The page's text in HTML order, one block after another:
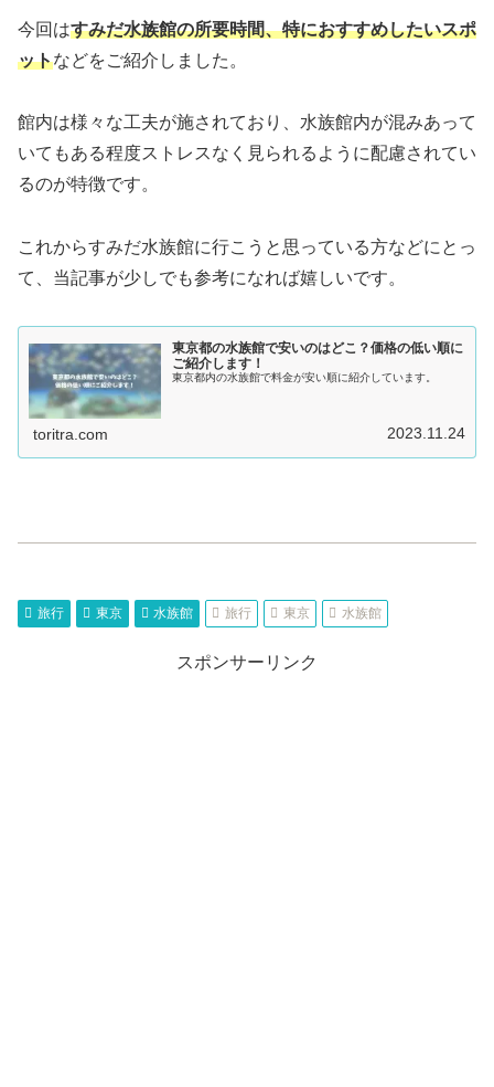
今回はすみだ水族館の所要時間、特におすすめしたいスポ
ットなどをご紹介しました。
館内は様々な工夫が施されており、水族館内が混みあって
いてもある程度ストレスなく見られるように配慮されてい
るのが特徴です。
これからすみだ水族館に行こうと思っている方などにとっ
て、当記事が少しでも参考になれば嬉しいです。
東京都の水族館で安いのはどこ？価格の低い順に
ご紹介します！
東京都内の水族館で料金が安い順に紹介しています。
toritra.com 2023.11.24
旅行 東京 水族館 旅行 東京 水族館
スポンサーリンク